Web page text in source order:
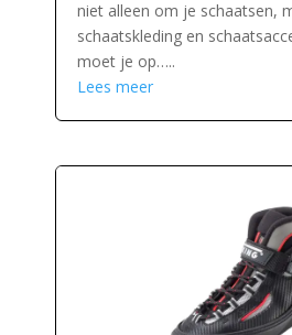
niet alleen om je schaatsen,
schaatskleding en
moet je op…..
Lees meer